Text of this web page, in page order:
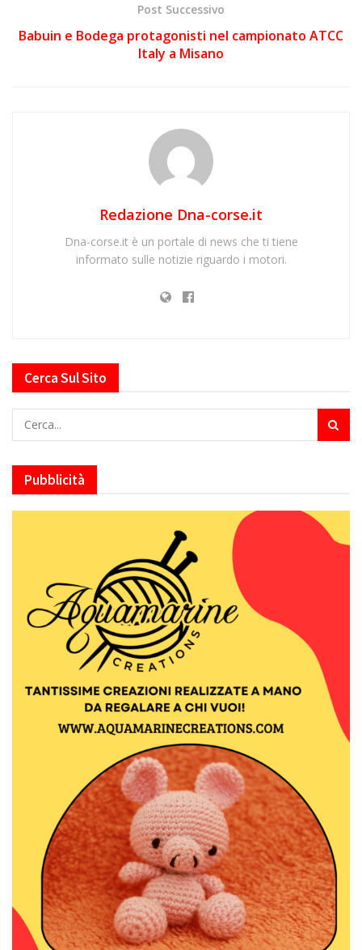
Post Successivo
Babuin e Bodega protagonisti nel campionato ATCC
Italy a Misano
Redazione Dna-corse.it
Dna-corse.it è un portale di news che ti tiene
informato sulle notizie riguardo i motori.
Cerca Sul Sito
Pubblicità